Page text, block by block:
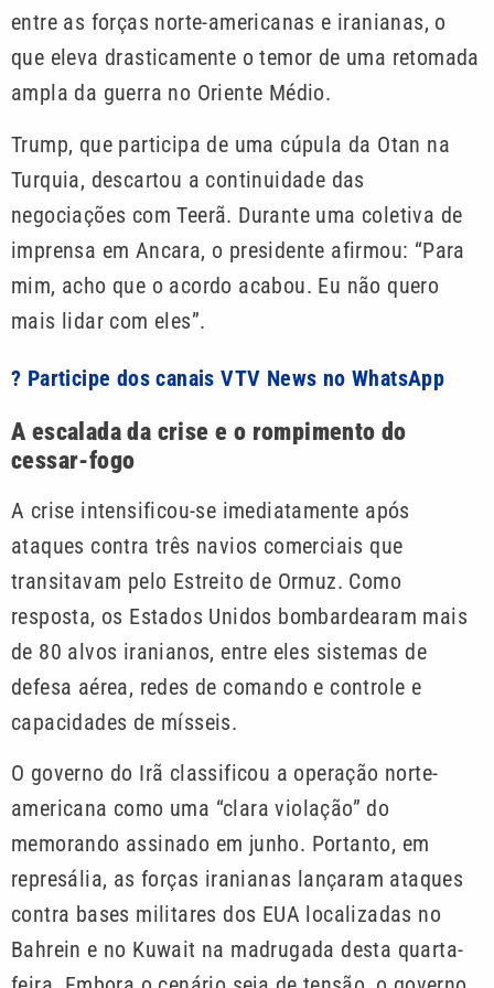
entre as forças norte-americanas e iranianas, o
que eleva drasticamente o temor de uma retomada
ampla da guerra no Oriente Médio.
Trump, que participa de uma cúpula da Otan na
Turquia, descartou a continuidade das
negociações com Teerã. Durante uma coletiva de
imprensa em Ancara, o presidente afirmou: “Para
mim, acho que o acordo acabou. Eu não quero
mais lidar com eles”.
? Participe dos canais VTV News no WhatsApp
A escalada da crise e o rompimento do
cessar-fogo
A crise intensificou-se imediatamente após
ataques contra três navios comerciais que
transitavam pelo Estreito de Ormuz. Como
resposta, os Estados Unidos bombardearam mais
de 80 alvos iranianos, entre eles sistemas de
defesa aérea, redes de comando e controle e
capacidades de mísseis.
O governo do Irã classificou a operação norte-
americana como uma “clara violação” do
memorando assinado em junho. Portanto, em
represália, as forças iranianas lançaram ataques
contra bases militares dos EUA localizadas no
Bahrein e no Kuwait na madrugada desta quarta-